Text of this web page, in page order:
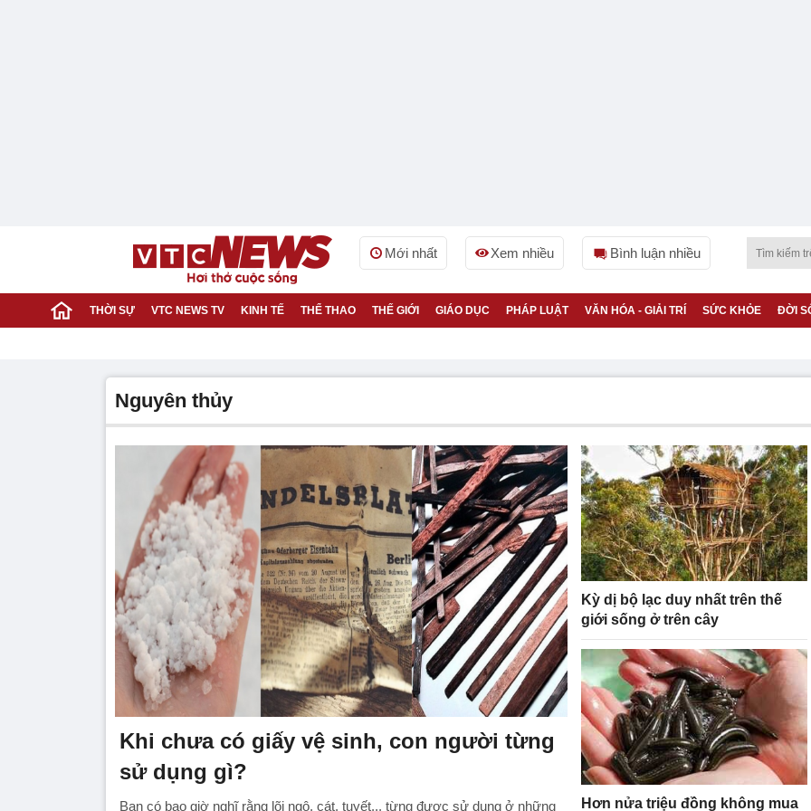
Mới nhất Xem nhiều Bình luận nhiều
THỜI SỰ VTC NEWS TV KINH TẾ THỂ THAO THẾ GIỚI GIÁO DỤC PHÁP LUẬT VĂN HÓA - GIẢI TRÍ SỨC KHỎE ĐỜI
nguyên thủy
Khi chưa có giấy vệ sinh, con người từng
sử dụng gì?
Bạn có bao giờ nghĩ rằng lõi ngô, cát, tuyết... từng được sử dụng ở những
Kỳ dị bộ lạc duy nhất trên thế
giới sống ở trên cây
Hơn nửa triệu đồng không mua